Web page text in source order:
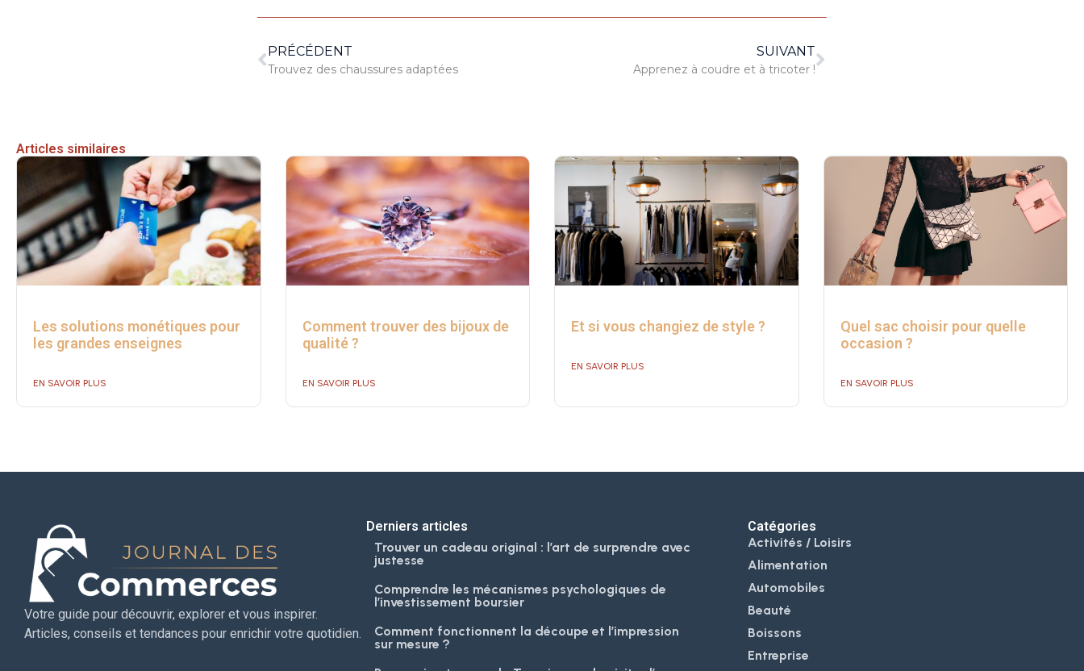
PRÉCÉDENT
Trouvez des chaussures adaptées
SUIVANT
Apprenez à coudre et à tricoter !
Articles similaires
Les solutions monétiques pour
les grandes enseignes
EN SAVOIR PLUS
Comment trouver des bijoux de
qualité ?
EN SAVOIR PLUS
Et si vous changiez de style ?
EN SAVOIR PLUS
Quel sac choisir pour quelle
occasion ?
EN SAVOIR PLUS
Votre guide pour découvrir, explorer et vous inspirer.
Articles, conseils et tendances pour enrichir votre quotidien.
Derniers articles
Trouver un cadeau original : l’art de surprendre avec
justesse
Comprendre les mécanismes psychologiques de
l’investissement boursier
Comment fonctionnent la découpe et l’impression
sur mesure ?
Catégories
Activités / Loisirs
Alimentation
Automobiles
Beauté
Boissons
Entreprise